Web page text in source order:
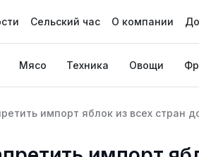
Сельский час О компании
Мясо Техника Овощи
импорт яблок из всех стран